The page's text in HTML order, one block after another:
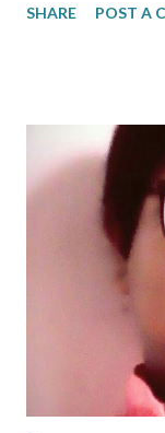
নেই সিঁথি সিঁদুর ! আহা
SHARE POST A